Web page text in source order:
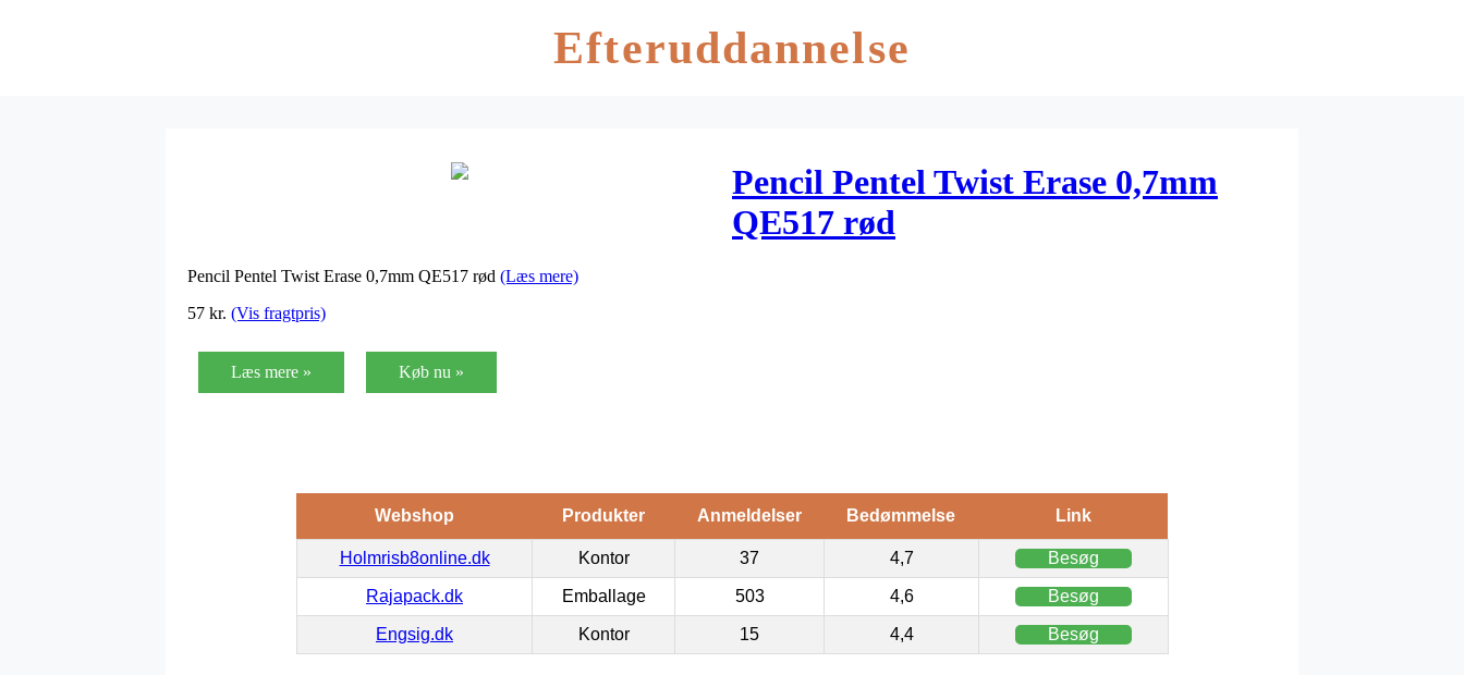
Efteruddannelse
Pencil Pentel Twist Erase 0,7mm
QE517 rød
Pencil Pentel Twist Erase 0,7mm QE517 rød (Læs mere)
57 kr. (Vis fragtpris)
Læs mere » Køb nu »
Webshop Produkter Anmeldelser Bedømmelse Link
Holmrisb8online.dk Kontor 37 4,7 Besøg
Rajapack.dk Emballage 503 4,6 Besøg
Engsig.dk Kontor 15 4,4 Besøg